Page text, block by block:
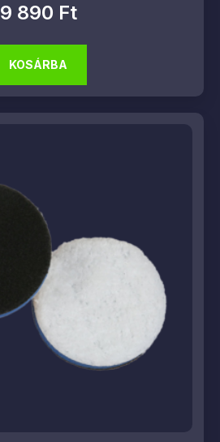
9 890 Ft
KOSÁRBA